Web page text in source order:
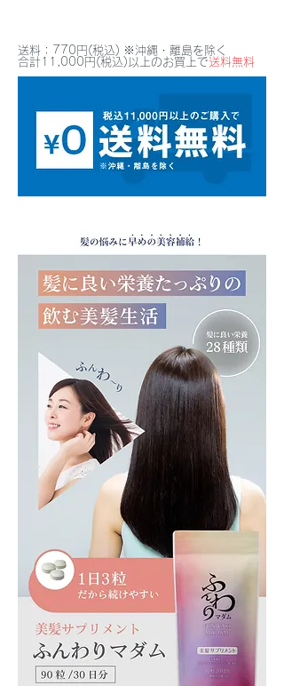
送料：770円(税込) ※沖縄・離島を除く
合計11,000円(税込)以上のお買上で送料無料